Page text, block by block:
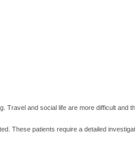
and social life are more difficult
These patients require a detailed